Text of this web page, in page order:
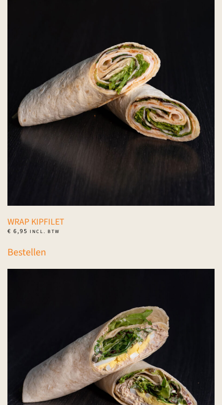
WRAP KIPFILET
€ 6,95 INCL. BTW
Bestellen